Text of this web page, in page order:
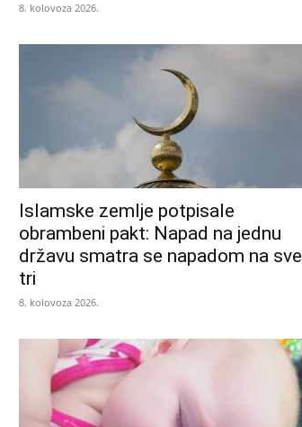
8. kolovoza 2026.
Islamske zemlje potpisale
obrambeni pakt: Napad na jednu
državu smatra se napadom na sve
tri
8. kolovoza 2026.